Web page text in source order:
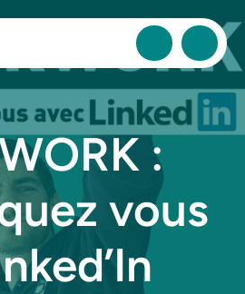
:
vous